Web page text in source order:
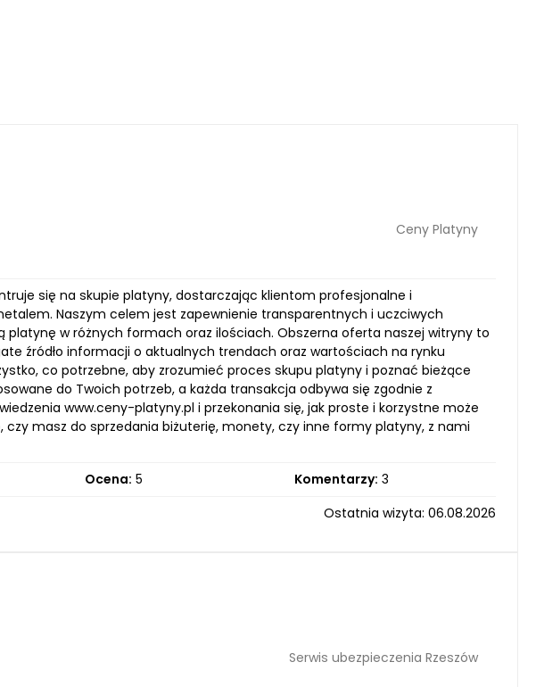
Ceny Platyny
się na skupie platyny, dostarczając klientom profesjonalne i
Naszym celem jest zapewnienie transparentnych i uczciwych
platynę w różnych formach oraz ilościach. Obszerna oferta naszej witryny to
źródło informacji o aktualnych trendach oraz wartościach na rynku
co potrzebne, aby zrozumieć proces skupu platyny i poznać bieżące
do Twoich potrzeb, a każda transakcja odbywa się zgodnie z
www.ceny-platyny.pl i przekonania się, jak proste i korzystne może
masz do sprzedania biżuterię, monety, czy inne formy platyny, z nami
Ocena: 5 Komentarzy: 3
Ostatnia wizyta: 06.08.2026
Serwis ubezpieczenia Rzeszów